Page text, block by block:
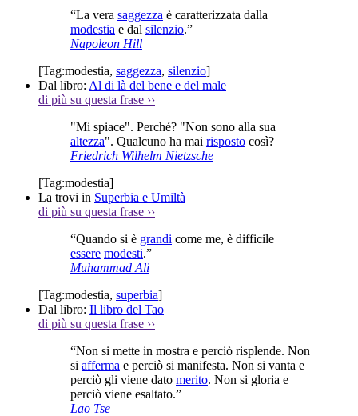
“La vera saggezza è caratterizzata dalla
modestia e dal silenzio.”
Napoleon Hill
[Tag:modestia, saggezza, silenzio]
Dal libro: Al di là del bene e del male
di più su questa frase ››
"Mi spiace". Perché? "Non sono alla sua
altezza". Qualcuno ha mai risposto così?
Friedrich Wilhelm Nietzsche
[Tag:modestia]
La trovi in Superbia e Umiltà
di più su questa frase ››
“Quando si è grandi come me, è difficile
essere modesti.”
Muhammad Ali
[Tag:modestia, superbia]
Dal libro: Il libro del Tao
di più su questa frase ››
“Non si mette in mostra e perciò risplende. Non
si afferma e perciò si manifesta. Non si vanta e
perciò gli viene dato merito. Non si gloria e
perciò viene esaltato.”
Lao Tse